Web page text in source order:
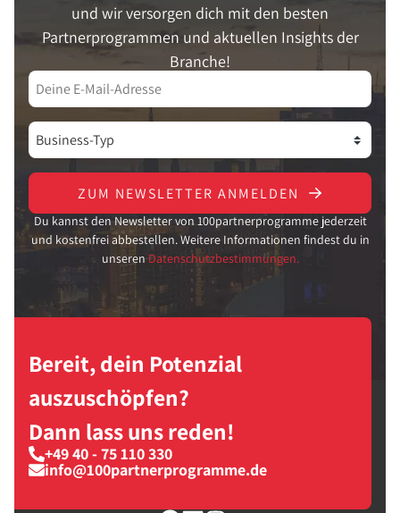
und wir versorgen dich mit den besten
Partnerprogrammen und aktuellen Insights der
Branche!
ZUM NEWSLETTER ANMELDEN
Du kannst den Newsletter von 100partnerprogramme jederzeit
und kostenfrei abbestellen. Weitere Informationen findest du in
unseren Datenschutzbestimmungen.
Bereit, dein Potenzial
auszuschöpfen?
Dann lass uns reden!
+49 40 - 75 110 330
info@100partnerprogramme.de